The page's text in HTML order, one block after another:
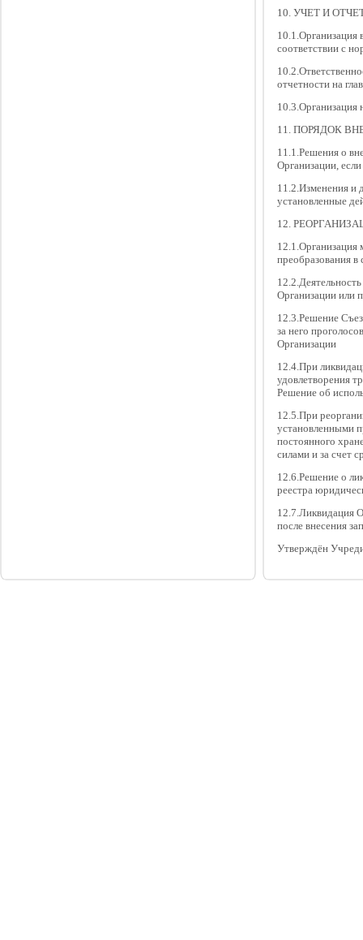
10. УЧЕТ И
10.1.Организация
соответствии с
отчетности на
10.3.Организация
11. ПОРЯДОК
11.1.Решения о
Организации,
11.2.Изменения и
установленные
12.
12.1.Организация
преобразования в
Организации или
12.3.Решение
за него
Организации
12.4.При
удовлетворения
Решение об
12.5.При
установленными
постоянного
силами и за счет
12.6.Решение о
реестра
12.7.Ликвидация
после внесения
Утверждён